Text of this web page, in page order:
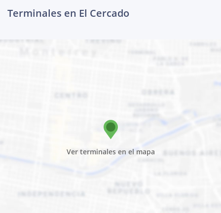
Terminales en El Cercado
Ver terminales en el mapa